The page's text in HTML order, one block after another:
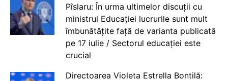
Pîslaru: În urma ultimelor discuții cu
ministrul Educației lucrurile sunt mult
îmbunătățite față de varianta publicată
pe 17 iulie / Sectorul educației este
crucial
Directoarea Violeta Estrella Bontilă: